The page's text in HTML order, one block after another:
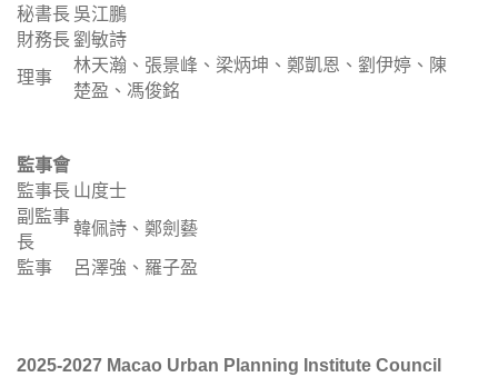
秘書長 吳江鵬
財務長劉敏詩
理事
林天瀚、張景峰、梁炳坤、鄭凱恩、劉伊婷、陳
楚盈、馮俊銘
監事會
監事長 山度士
副監事
長
韓佩詩、鄭劍藝
監事 呂澤強、羅子盈
2025-2027 Macao Urban Planning Institute Council